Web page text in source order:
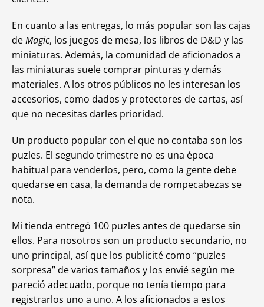
En cuanto a las entregas, lo más popular son las cajas
deMagic, los juegos de mesa, los libros de D&D y las
miniaturas. Además, la comunidad de aficionados a
las miniaturas suele comprar pinturas y demás
materiales. A los otros públicos no les interesan los
accesorios, como dados y protectores de cartas, así
que no necesitas darles prioridad.
Un producto popular con el que no contaba son los
puzles. El segundo trimestre no es una época
habitual para venderlos, pero, como la gente debe
quedarse en casa, la demanda de rompecabezas se
nota.
Mi tienda entregó 100 puzles antes de quedarse sin
ellos. Para nosotros son un producto secundario, no
uno principal, así que los publicité como “puzles
sorpresa” de varios tamaños y los envié según me
pareció adecuado, porque no tenía tiempo para
registrarlos uno a uno. A los aficionados a estos